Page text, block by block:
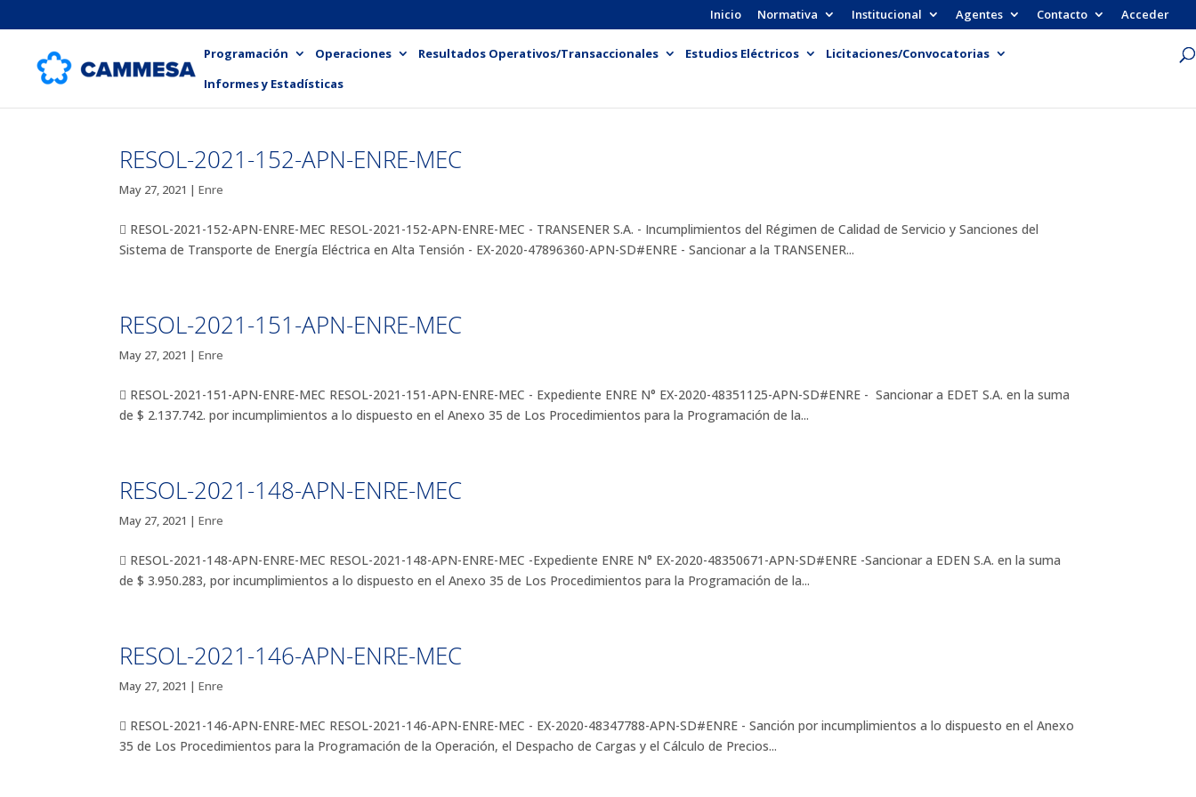
Inicio Normativa Institucional Agentes Contacto Acceder
Programación Operaciones Resultados Operativos/Transaccionales Estudios Eléctricos
Licitaciones/Convocatorias
Informes y Estadísticas
RESOL-2021-152-APN-ENRE-MEC
May 27, 2021 |Enre
 RESOL-2021-152-APN-ENRE-MEC RESOL-2021-152-APN-ENRE-MEC - TRANSENER S.A. - Incumplimientos del Régimen de Calidad de Servicio y Sanciones del
Sistema de Transporte de Energía Eléctrica en Alta Tensión - EX-2020-47896360-APN-SD#ENRE - Sancionar a la TRANSENER...
RESOL-2021-151-APN-ENRE-MEC
May 27, 2021 |Enre
 RESOL-2021-151-APN-ENRE-MEC RESOL-2021-151-APN-ENRE-MEC - Expediente ENRE N° EX-2020-48351125-APN-SD#ENRE - Sancionar a EDET S.A. en la suma
de $ 2.137.742. por incumplimientos a lo dispuesto en el Anexo 35 de Los Procedimientos para la Programación de la...
RESOL-2021-148-APN-ENRE-MEC
May 27, 2021 |Enre
 RESOL-2021-148-APN-ENRE-MEC RESOL-2021-148-APN-ENRE-MEC -Expediente ENRE N° EX-2020-48350671-APN-SD#ENRE -Sancionar a EDEN S.A. en la suma
de $ 3.950.283, por incumplimientos a lo dispuesto en el Anexo 35 de Los Procedimientos para la Programación de la...
RESOL-2021-146-APN-ENRE-MEC
May 27, 2021 |Enre
 RESOL-2021-146-APN-ENRE-MEC RESOL-2021-146-APN-ENRE-MEC - EX-2020-48347788-APN-SD#ENRE - Sanción por incumplimientos a lo dispuesto en el Anexo
35 de Los Procedimientos para la Programación de la Operación, el Despacho de Cargas y el Cálculo de Precios...